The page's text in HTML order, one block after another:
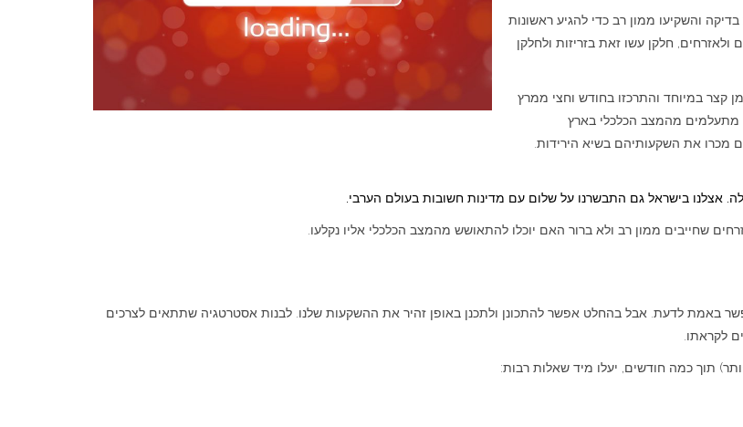
והשקיעו ממון רב כדי להגיע ראשונות
חלקן עשו זאת בזריזות ולחלקן
קצר במיוחד והתרכזו בחודש וחצי ממרץ
מתעלמים מהמצב הכלכלי בארץ
את השקעותיהם בשיא הירידות.
אצלנו בישראל גם התבשרנו על שלום עם מדינות חשובות בעולם הערבי.
שחייבים ממון רב ולא ברור האם יוכלו להתאושש מהמצב הכלכלי אליו נקלעו.
אפשר באמת לדעת. אבל בהחלט אפשר להתכונן ולתכנן באופן זהיר את ההשקעות שלנו. לבנות אסטרטגיה שתתאים לצרכים
לקראתו.
תוך כמה חודשים, יעלו מיד שאלות רבות: